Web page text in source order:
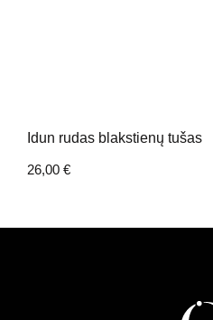
Idun rudas blakstienų tušas
26,00 €